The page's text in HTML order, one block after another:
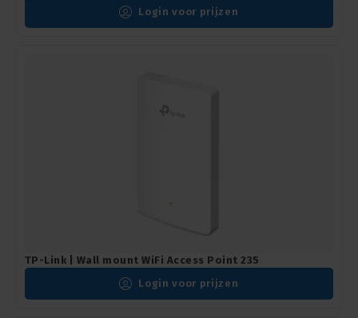
Login voor prijzen
TP-Link | Wall mount WiFi Access Point 235
Login voor prijzen